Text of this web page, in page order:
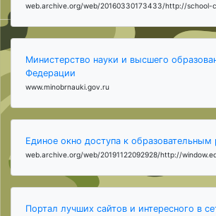
web.archive.org/web/20160330173433/http://school-
Министерство науки и высшего
Федерации
www.minobrnauki.gov.ru
Единое окно доступа к образовательным
web.archive.org/web/20191122092928/http://
Портал лучших сайтов и интересного в